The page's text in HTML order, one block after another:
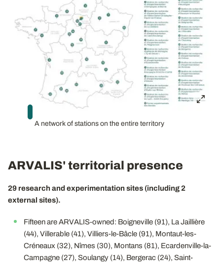
A network of stations on the entire territory
ARVALIS' territorial presence
29 research and experimentation sites (including 2
external sites).
Fifteen are ARVALIS-owned: Boigneville (91), La Jaillière
(44), Villerable (41), Villiers-le-Bâcle (91), Montaut-les-
Créneaux (32), Nîmes (30), Montans (81), Ecardenville-la-
Campagne (27), Soulangy (14), Bergerac (24), Saint-